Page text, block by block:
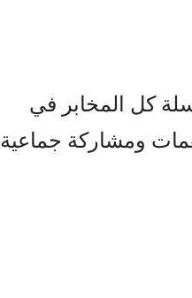
كل المخابر في
ومشاركة جماعية